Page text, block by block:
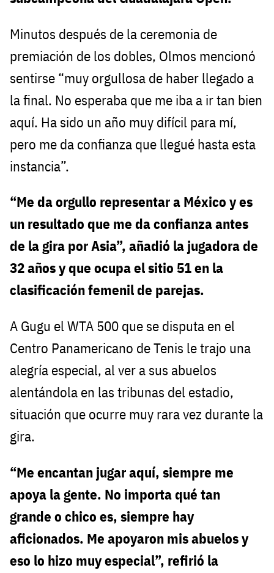
Minutos después de la ceremonia de
premiación de los dobles, Olmos mencionó
sentirse “muy orgullosa de haber llegado a
la final. No esperaba que me iba a ir tan bien
aquí. Ha sido un año muy difícil para mí,
pero me da confianza que llegué hasta esta
instancia”.
“Me da orgullo representar a México y es
un resultado que me da confianza antes
de la gira por Asia”, añadió la jugadora de
32 años y que ocupa el sitio 51 en la
clasificación femenil de parejas.
A Gugu el WTA 500 que se disputa en el
Centro Panamericano de Tenis le trajo una
alegría especial, al ver a sus abuelos
alentándola en las tribunas del estadio,
situación que ocurre muy rara vez durante la
gira.
“Me encantan jugar aquí, siempre me
apoya la gente. No importa qué tan
grande o chico es, siempre hay
aficionados. Me apoyaron mis abuelos y
eso lo hizo muy especial”, refirió la